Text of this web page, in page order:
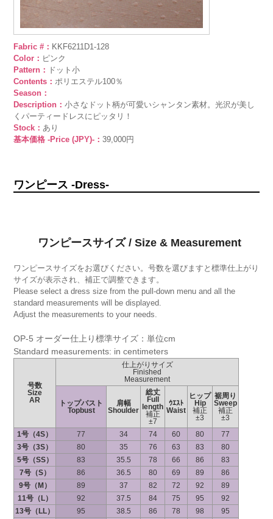
Fabric #： KKF6211D1-128
Color： ピンク
Pattern： ドット小
Contents：ポリエステル100％
Season：
Description：小さなドット柄が可愛いシャンタン素材。光沢が美し
くパーティードレスにピッタリ！
Stock：あり
基本価格 -Price (JPY)-：39,000円
ワンピース -Dress-
ワンピースサイズ / Size & Measurement
ワンピースサイズをお選びください。号数を選びますと標準仕上がり
サイズが表示され、補正で調整できます。
Please select a dress size from the pull-down menu and all the
standard measurements will be displayed.
Adjust the measurements to your needs.
OP-5 オーダー仕上り標準サイズ：単位cm
Standard measurements: in centimeters
号数
Size
AR
仕上がりサイズ
Finished
Measurement
トップバスト
Topbust
肩幅
Shoulder
総丈
Full
length
補正
±7
ｳｴｽﾄ
Waist
ヒップ
Hip
補正
±3
裾周り
Sweep
補正
±3
1号（4S）
77 34 74 60 80
77
3号（3S）
80 35 76 63 83
80
5号（SS）
83 35.5 78 66 86
83
7号（S）
86 36.5 80 69 89
86
9号（M）
89 37 82 72 92
89
11号（L）
92 37.5 84 75 95
92
13号（LL）
95 38.5 86 78 98
95